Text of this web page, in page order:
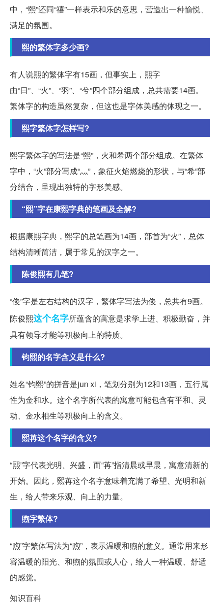
中，“熙”还同“禧”一样表示和乐的意思，营造出一种愉悦、
满足的氛围。
熙的繁体字多少画?
有人说熙的繁体字有15画，但事实上，熙字
由“日”、“火”、“羽”、“兮”四个部分组成，总共需要14画。
繁体字的构造虽然复杂，但这也是字体美感的体现之一。
熙字繁体字怎样写?
熙字繁体字的写法是“熙”，火和希两个部分组成。在繁体
字中，“火”部分写成“灬”，象征火焰燃烧的形状，与“希”部
分结合，呈现出独特的字形美感。
“熙”字在康熙字典的笔画及全解?
根据康熙字典，熙字的总笔画为14画，部首为“火”，总体
结构清晰简洁，属于常见的汉字之一。
陈俊熙有几笔?
“俊”字是左右结构的汉字，繁体字写法为俊，总共有9画。
陈俊熙这个名字所蕴含的寓意是求学上进、积极勤奋，并
具有领导才能等积极向上的特质。
钧熙的名字含义是什么?
姓名“钧熙”的拼音是jun xi，笔划分别为12和13画，五行属
性为金和水。这个名字所代表的寓意可能包含有平和、灵
动、金水相生等积极向上的含义。
熙苒这个名字的含义?
“熙”字代表光明、兴盛，而“苒”指清晨或早晨，寓意清新的
开始。因此，熙苒这个名字意味着充满了希望、光明和新
生，给人带来乐观、向上的力量。
煦字繁体?
“煦”字繁体写法为“煦”，表示温暖和煦的意义。通常用来形
容温暖的阳光、和煦的氛围或人心，给人一种温暖、舒适
的感觉。
知识百科